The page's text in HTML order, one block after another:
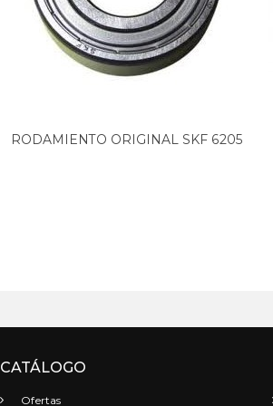
RODAMIENTO ORIGINAL SKF 6205
CATÁLOGO
Ofertas